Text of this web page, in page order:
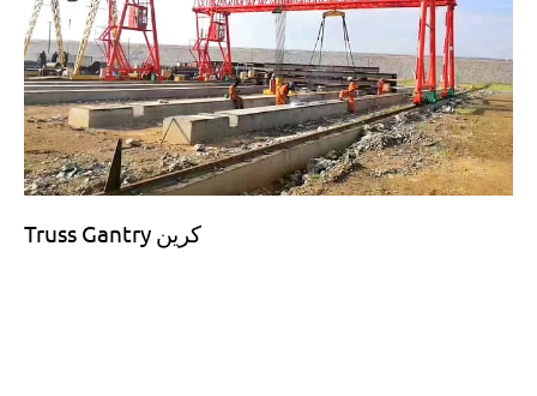
Truss Gantry کرین